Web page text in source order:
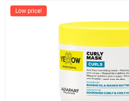
Low price!